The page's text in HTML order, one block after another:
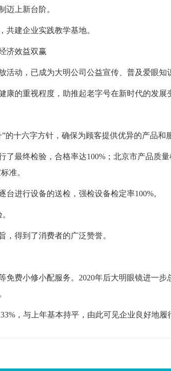
迈上新台阶。
共建企业实践教学基地。
济效益双赢
动，已成为大明公司公益宣传、普及爱眼知
的重视程度，助推起老字号在新时代的发展
十六字方针，确保为顾客提供优异的产品和
最终检验，合格率达100%；北京市产品质
准。
进行设备的送检，强检设备检定率100%。
，得到了消费者的广泛赞誉。
费小修小配服务。2020年后大明眼镜进一
，与上年基本持平，由此可见企业良好地履